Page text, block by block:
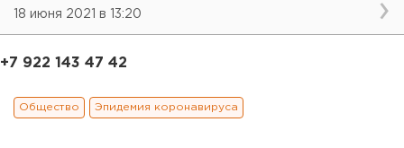
18 июня 2021 в 13:20
+7 922 143 47 42
Общество Эпидемия коронавируса